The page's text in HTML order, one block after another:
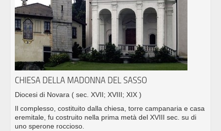
CHIESA DELLA MADONNA DEL SASSO
Diocesi di Novara ( sec. XVII; XVIII; XIX )
Il complesso, costituito dalla chiesa, torre campanaria e casa
eremitale, fu costruito nella prima metà del XVIII sec. su di
uno sperone roccioso.